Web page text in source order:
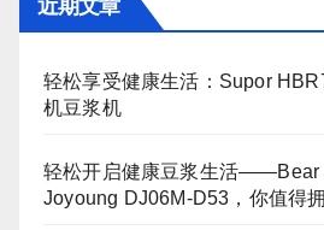
近期文章
轻松享受健康生活：Supor
机豆浆机
轻松开启健康豆浆生活——Bear
Joyoung DJ06M‑D53，你值得